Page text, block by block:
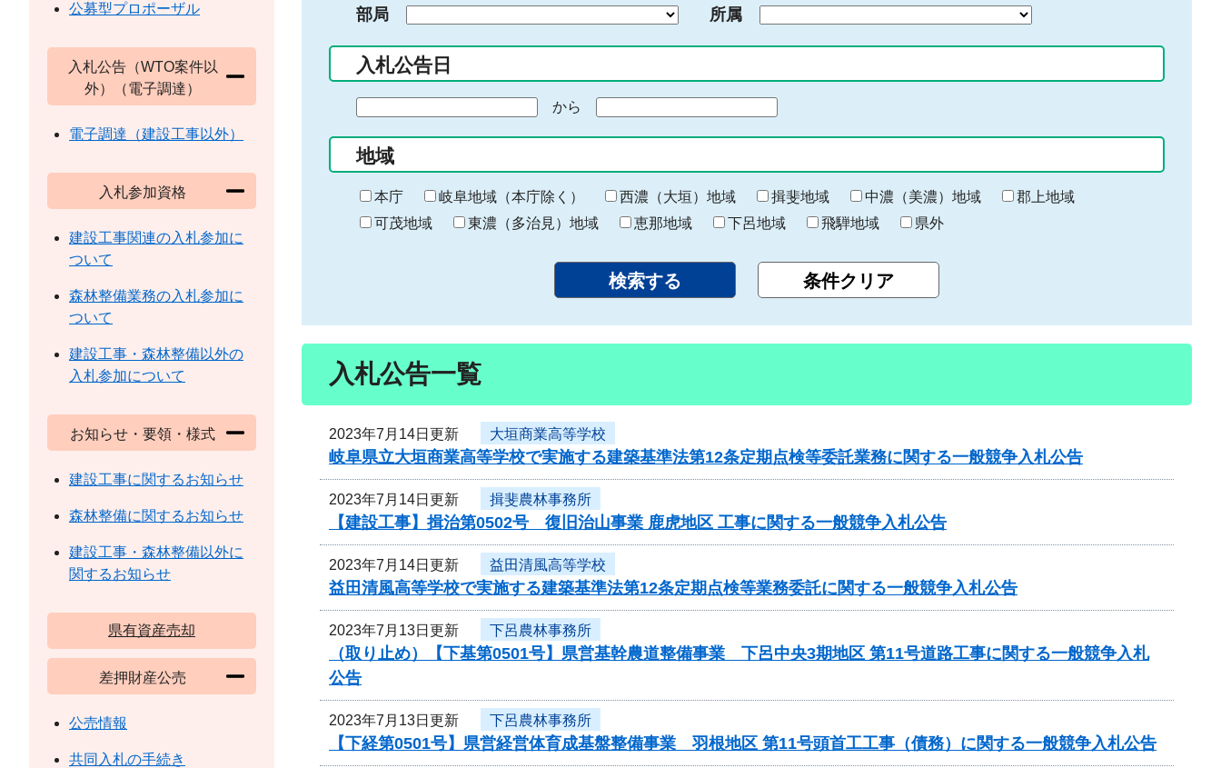
入
力
部局 所属
入札公告日
の
始
ま
り
から
終
わ
り
地域
本庁 岐阜地域（本庁除く） 西濃（大垣）地域 揖斐地域 中濃（美濃）地域
郡上地域
可茂地域
東濃（多治見）地域 恵那地域 下呂地域 飛騨地域 県外
入札公告一覧
2023年7月14日更新 大垣商業高等学校
岐阜県立大垣商業高等学校で実施する建築基準法第12条定期点検等委託業務に関する一般競争入札公告
2023年7月14日更新 揖斐農林事務所
【建設工事】揖治第0502号 復旧治山事業 鹿虎地区 工事に関する一般競争入札公告
2023年7月14日更新 益田清風高等学校
益田清風高等学校で実施する建築基準法第12条定期点検等業務委託に関する一般競争入札公告
2023年7月13日更新 下呂農林事務所
（取り止め）【下基第0501号】県営基幹農道整備事業 下呂中央3期地区 第11号道路工事に関する一般競争入札
公告
2023年7月13日更新 下呂農林事務所
【下経第0501号】県営経営体育成基盤整備事業 羽根地区 第11号頭首工工事（債務）に関する一般競争入札公告
公募型プロポーザル
入札公告（WTO案件以
外）（電子調達）
電子調達（建設工事以外）
入札参加資格
建設工事関連の入札参加に
ついて
森林整備業務の入札参加に
ついて
建設工事・森林整備以外の
入札参加について
お知らせ・要領・様式
建設工事に関するお知らせ
森林整備に関するお知らせ
建設工事・森林整備以外に
関するお知らせ
県有資産売却
差押財産公売
公売情報
共同入札の手続き